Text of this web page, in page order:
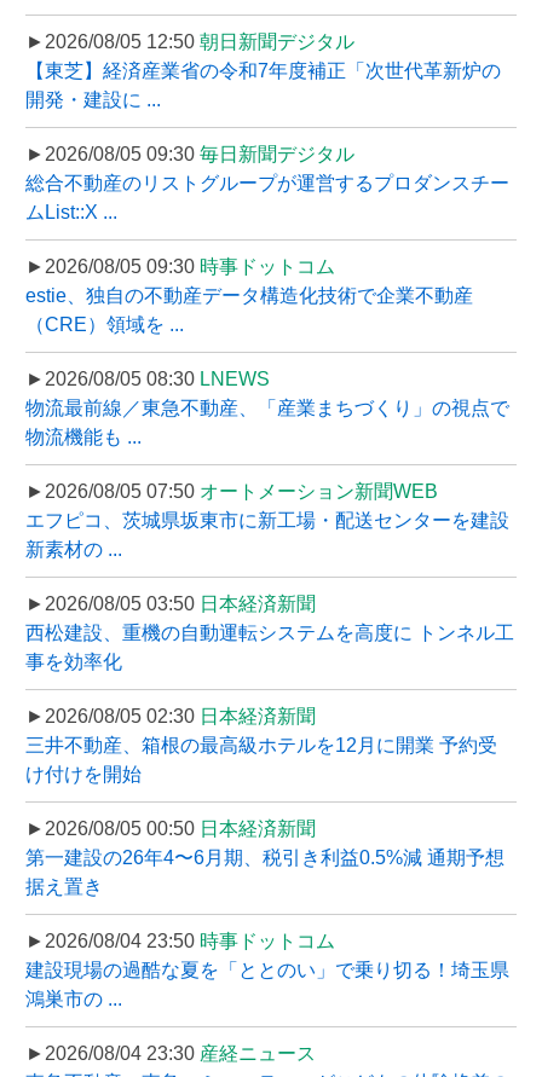
►2026/08/05 12:50 朝日新聞デジタル
【東芝】経済産業省の令和7年度補正「次世代革新炉の
開発・建設に ...
►2026/08/05 09:30 毎日新聞デジタル
総合不動産のリストグループが運営するプロダンスチー
ムList::X ...
►2026/08/05 09:30 時事ドットコム
estie、独自の不動産データ構造化技術で企業不動産
（CRE）領域を ...
►2026/08/05 08:30 LNEWS
物流最前線／東急不動産、「産業まちづくり」の視点で
物流機能も ...
►2026/08/05 07:50 オートメーション新聞WEB
エフピコ、茨城県坂東市に新工場・配送センターを建設
新素材の ...
►2026/08/05 03:50 日本経済新聞
西松建設、重機の自動運転システムを高度に トンネル工
事を効率化
►2026/08/05 02:30 日本経済新聞
三井不動産、箱根の最高級ホテルを12月に開業 予約受
け付けを開始
►2026/08/05 00:50 日本経済新聞
第一建設の26年4〜6月期、税引き利益0.5%減 通期予想
据え置き
►2026/08/04 23:50 時事ドットコム
建設現場の過酷な夏を「ととのい」で乗り切る！埼玉県
鴻巣市の ...
►2026/08/04 23:30 産経ニュース